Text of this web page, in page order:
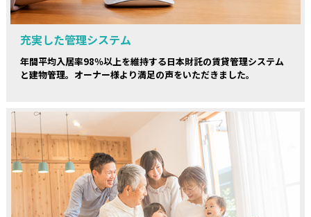
充実した管理システム
年間平均入居率98％以上を維持する日本財託の賃貸管理システム
と建物管理。オーナー様より満足の声をいただきました。